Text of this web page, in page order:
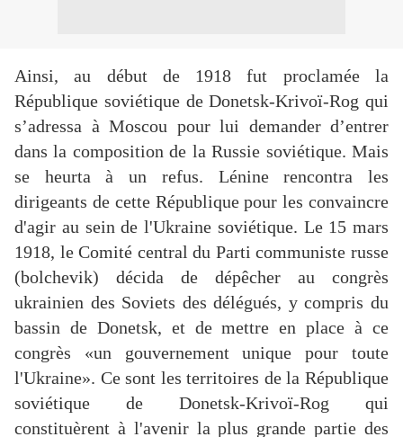
Ainsi, au début de 1918 fut proclamée la
République soviétique de Donetsk-Krivoï-Rog qui
s’adressa à Moscou pour lui demander d’entrer
dans la composition de la Russie soviétique. Mais
se heurta à un refus. Lénine rencontra les
dirigeants de cette République pour les convaincre
d'agir au sein de l'Ukraine soviétique. Le 15 mars
1918, le Comité central du Parti communiste russe
(bolchevik) décida de dépêcher au congrès
ukrainien des Soviets des délégués, y compris du
bassin de Donetsk, et de mettre en place à ce
congrès «un gouvernement unique pour toute
l'Ukraine». Ce sont les territoires de la République
soviétique de Donetsk-Krivoï-Rog qui
constituèrent à l'avenir la plus grande partie des